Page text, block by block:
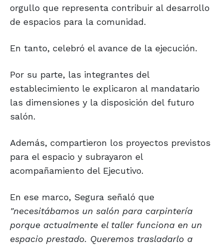
orgullo que representa contribuir al desarrollo
de espacios para la comunidad.
En tanto, celebró el avance de la ejecución.
Por su parte, las integrantes del
establecimiento le explicaron al mandatario
las dimensiones y la disposición del futuro
salón.
Además, compartieron los proyectos previstos
para el espacio y subrayaron el
acompañamiento del Ejecutivo.
En ese marco, Segura señaló que
"necesitábamos un salón para carpintería
porque actualmente el taller funciona en un
espacio prestado. Queremos trasladarlo a